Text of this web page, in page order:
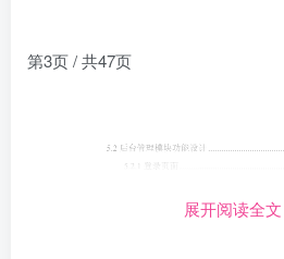
第3页 / 共47页
展开阅读全文